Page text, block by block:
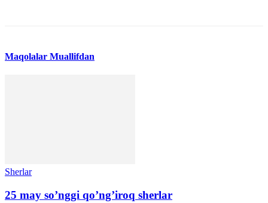
Maqolalar Muallifdan
Sherlar
25 may so’nggi qo’ng’iroq sherlar